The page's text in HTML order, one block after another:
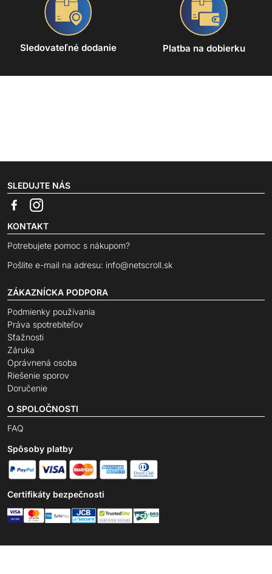
Sledovateľné dodanie Platba na dobierku
SLEDUJTE NÁS
KONTAKT
Potrebujete pomoc s nákupom?
Pošlite e-mail na adresu: info@netscroll.sk
ZÁKAZNÍCKA PODPORA
Podmienky používania
Práva spotrebiteľov
Sťažnosti
Záruka
Oprávnená osoba
Riešenie sporov
Doručenie
O SPOLOČNOSTI
FAQ
Spôsoby platby
Certifikáty bezpečnosti